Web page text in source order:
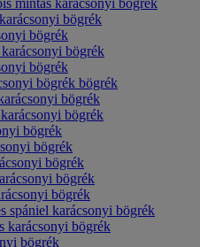
mintás karácsonyi bögrék
bögrék
bögrék
bögrék
bögrék
bögrék bögrék
bögrék
bögrék
bögrék
bögrék
bögrék
bögrék
bögrék
spániel karácsonyi bögrék
karácsonyi bögrék
bögrék